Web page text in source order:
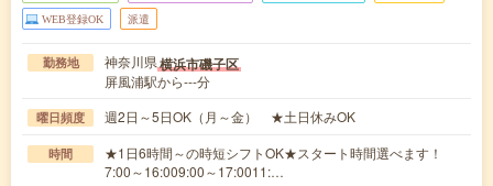
WEB登録OK 派遣
勤務地 神奈川県横浜市磯子区
屏風浦駅から---分
曜日頻度 週2日～5日OK（月～金） ★土日休みOK
時間
★1日6時間～の時短シフトOK★スタート時間選べます！
7:00～16:009:00～17:0011:…